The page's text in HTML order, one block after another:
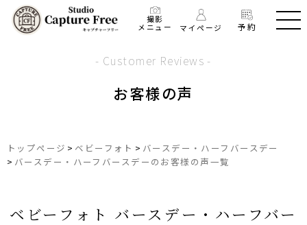
予約
マイページ
撮影
メニュー
- Customer Reviews -
お客様の声
トップページ > ベビーフォト > バースデー・ハーフバースデー
> バースデー・ハーフバースデーのお客様の声一覧
ベビーフォト バースデー・ハーフバー